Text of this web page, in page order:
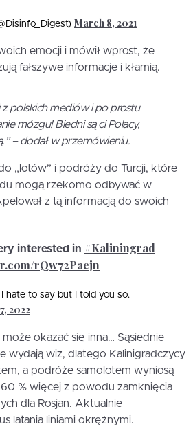
March 8, 2021
emocji i mówił wprost, że
fałszywe informacje i kłamią.
z polskich mediów i po prostu
mózgu! Biedni są ci Polacy,
– dodał w przemówieniu.
„lotów” i podróży do Turcji, które
mogą rzekomo odbywać w
z tą informacją do swoich
interested in #Kaliningrad
rQw72Paejn
hate to say but I told you so.
2022
okazać się inna… Sąsiednie
wydają wiz, dlatego Kalinigradczycy
a podróże samolotem wyniosą
% więcej z powodu zamknięcia
dla Rosjan. Aktualnie
latania liniami okrężnymi.